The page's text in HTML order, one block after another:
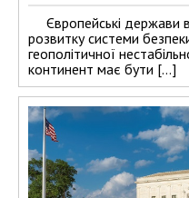
Європейські держави
розвитку системи
геополітичної
континент має бути […]